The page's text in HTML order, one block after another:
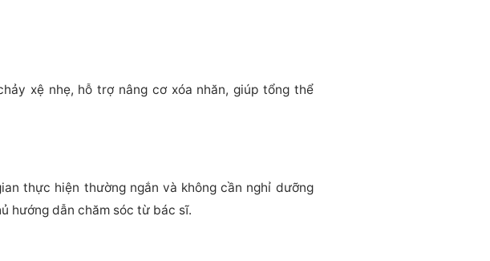
xệ nhẹ, hỗ trợ nâng cơ xóa nhăn, giúp tổng thể
thực hiện thường ngắn và không cần nghỉ dưỡng
hướng dẫn chăm sóc từ bác sĩ.